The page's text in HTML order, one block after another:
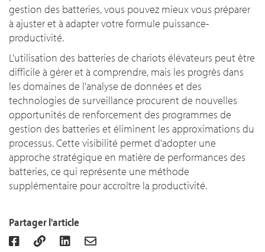
gestion des batteries, vous pouvez mieux vous préparer
à ajuster et à adapter votre formule puissance-
productivité.
L'utilisation des batteries de chariots élévateurs peut être
difficile à gérer et à comprendre, mais les progrès dans
les domaines de l'analyse de données et des
technologies de surveillance procurent de nouvelles
opportunités de renforcement des programmes de
gestion des batteries et éliminent les approximations du
processus. Cette visibilité permet d'adopter une
approche stratégique en matière de performances des
batteries, ce qui représente une méthode
supplémentaire pour accroître la productivité.
Partager l'article